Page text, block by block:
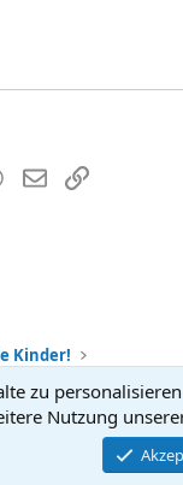
WhatsApp
E-MailLink
Kinder!
Community platform
zu
Nutzung